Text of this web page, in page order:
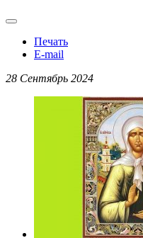
Печать
E-mail
28 Сентябрь 2024